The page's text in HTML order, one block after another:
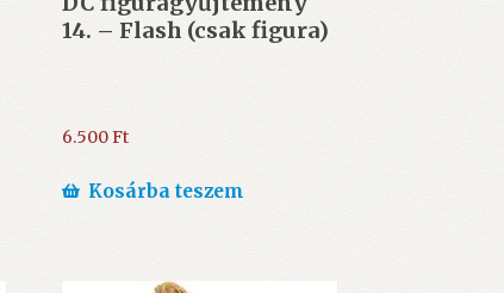
14. – Flash (csak figura)
6.500Ft
Kosárba teszem